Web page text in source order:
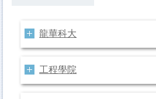
龍華科大
工程學院